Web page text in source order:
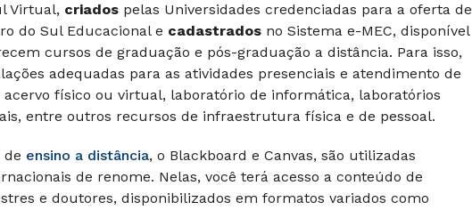
Virtual, criados pelas Universidades credenciadas para a oferta de
do Sul Educacional e cadastrados no Sistema e-MEC, disponível
cursos de graduação e pós-graduação a distância. Para isso,
adequadas para as atividades presenciais e atendimento de
físico ou virtual, laboratório de informática, laboratórios
entre outros recursos de infraestrutura física e de pessoal.
de ensino a distância, o Blackboard e Canvas, são utilizadas
de renome. Nelas, você terá acesso a conteúdo de
e doutores, disponibilizados em formatos variados como